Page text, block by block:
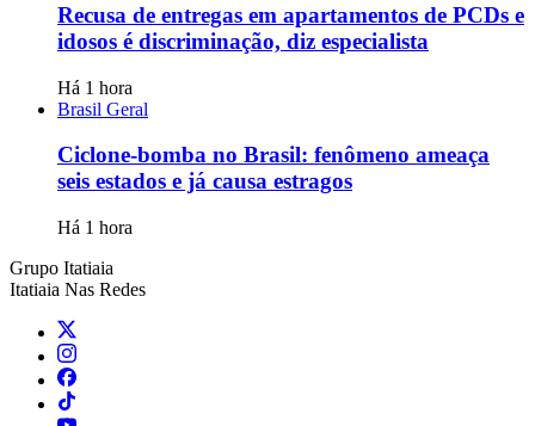
Recusa de entregas em apartamentos de PCDs e
idosos é discriminação, diz especialista
Há 1 hora
Brasil Geral
Ciclone-bomba no Brasil: fenômeno ameaça
seis estados e já causa estragos
Há 1 hora
Grupo Itatiaia
Itatiaia Nas Redes